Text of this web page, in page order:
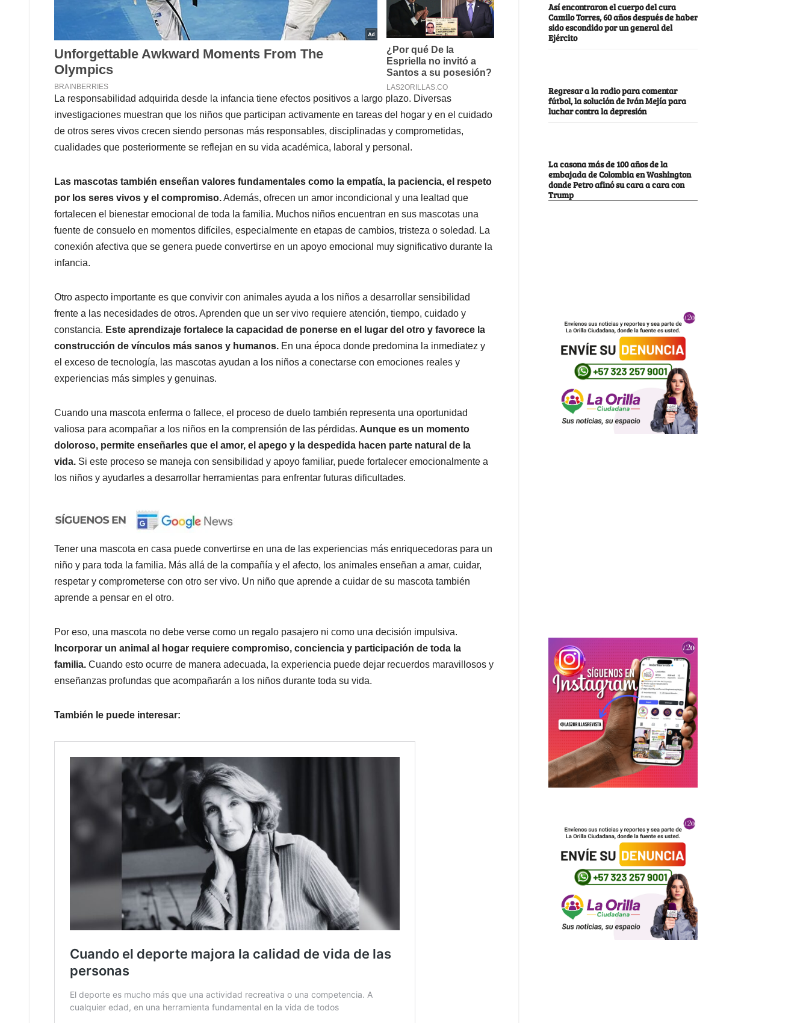
La responsabilidad adquirida desde la infancia tiene efectos positivos a largo plazo. Diversas
investigaciones muestran que los niños que participan activamente en tareas del hogar y en el cuidado
de otros seres vivos crecen siendo personas más responsables, disciplinadas y comprometidas,
cualidades que posteriormente se reflejan en su vida académica, laboral y personal.
Las mascotas también enseñan valores fundamentales como la empatía, la paciencia, el respeto
por los seres vivos y el compromiso.Además, ofrecen un amor incondicional y una lealtad que
fortalecen el bienestar emocional de toda la familia. Muchos niños encuentran en sus mascotas una
fuente de consuelo en momentos difíciles, especialmente en etapas de cambios, tristeza o soledad. La
conexión afectiva que se genera puede convertirse en un apoyo emocional muy significativo durante la
infancia.
Otro aspecto importante es que convivir con animales ayuda a los niños a desarrollar sensibilidad
frente a las necesidades de otros. Aprenden que un ser vivo requiere atención, tiempo, cuidado y
constancia. Este aprendizaje fortalece la capacidad de ponerse en el lugar del otro y favorece la
construcción de vínculos más sanos y humanos. En una época donde predomina la inmediatez y
el exceso de tecnología, las mascotas ayudan a los niños a conectarse con emociones reales y
experiencias más simples y genuinas.
Cuando una mascota enferma o fallece, el proceso de duelo también representa una oportunidad
valiosa para acompañar a los niños en la comprensión de las pérdidas. Aunque es un momento
doloroso, permite enseñarles que el amor, el apego y la despedida hacen parte natural de la
vida. Si este proceso se maneja con sensibilidad y apoyo familiar, puede fortalecer emocionalmente a
los niños y ayudarles a desarrollar herramientas para enfrentar futuras dificultades.
Tener una mascota en casa puede convertirse en una de las experiencias más enriquecedoras para un
niño y para toda la familia. Más allá de la compañía y el afecto, los animales enseñan a amar, cuidar,
respetar y comprometerse con otro ser vivo. Un niño que aprende a cuidar de su mascota también
aprende a pensar en el otro.
Por eso, una mascota no debe verse como un regalo pasajero ni como una decisión impulsiva.
Incorporar un animal al hogar requiere compromiso, conciencia y participación de toda la
familia. Cuando esto ocurre de manera adecuada, la experiencia puede dejar recuerdos maravillosos y
enseñanzas profundas que acompañarán a los niños durante toda su vida.
También le puede interesar:
Así encontraron el cuerpo del cura
Camilo Torres, 60 años después de haber
sido escondido por un general del
Ejército
Regresar a la radio para comentar
fútbol, la solución de Iván Mejía para
luchar contra la depresión
La casona más de 100 años de la
embajada de Colombia en Washington
donde Petro afinó su cara a cara con
Trump